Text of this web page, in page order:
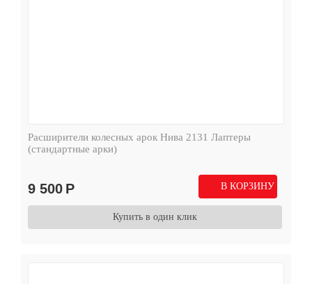
Расширители колесных арок Нива 2131 Лаптеры
(стандартные арки)
9 500 Р В КОРЗИНУ
Купить в один клик